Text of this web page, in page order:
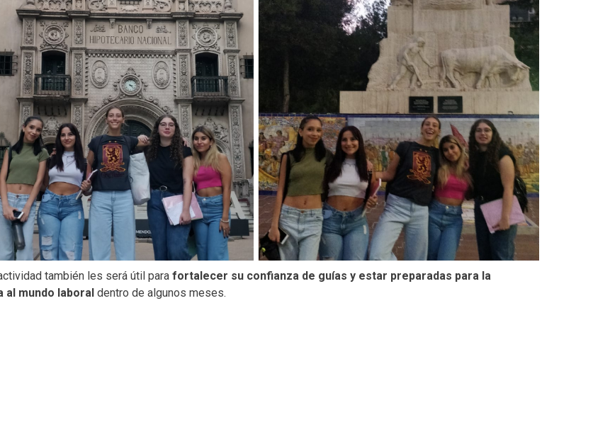
también les será útil parafortalecer su confianza de guías y estar preparadas para la
al mundo laboraldentro de algunos meses.